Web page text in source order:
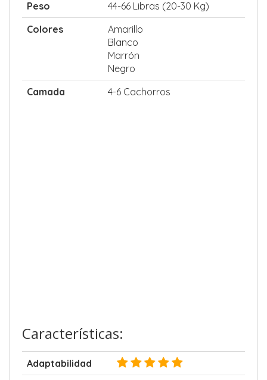
Peso
44-66 Libras (20-30 Kg)
Colores
Amarillo
Blanco
Marrón
Negro
Camada
4-6 Cachorros
Características:
Adaptabilidad